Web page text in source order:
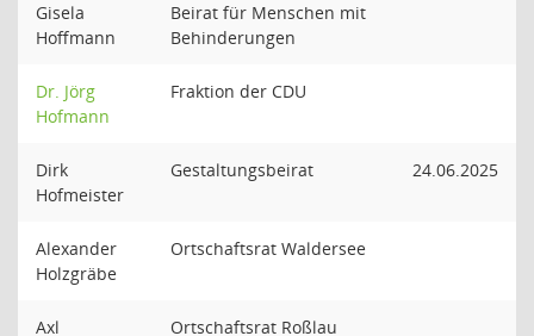
Gisela
Hoffmann
Beirat für Menschen mit
Behinderungen
Dr. Jörg
Hofmann
Fraktion der CDU
Dirk
Hofmeister
Gestaltungsbeirat 24.06.2025
Alexander
Holzgräbe
Ortschaftsrat Waldersee
Axl Ortschaftsrat Roßlau